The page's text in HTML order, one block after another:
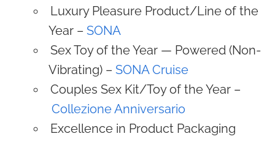
Luxury Pleasure Product/Line of the
Year – SONA
Sex Toy of the Year — Powered (Non-
Vibrating) – SONA Cruise
Couples Sex Kit/Toy of the Year –
Collezione Anniversario
Excellence in Product Packaging